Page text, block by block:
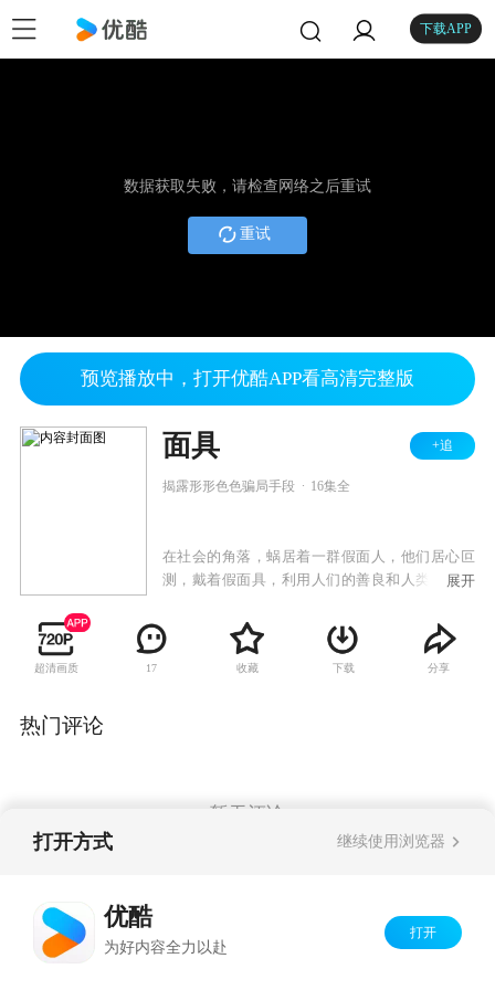
下载APP
数据获取失败，请检查网络之后重试
重试
预览播放中，打开优酷APP看高清完整版
面具 +追
揭露形形色色骗局手段 16集全
在社会的角落，蜗居着一群假面人，他们居心叵
测，戴着假面具，利用人们的善良和人类身身的
了形形色色的骗局，严重地危害了社会稳定和侵
犯了广大民众的利益。本剧采用系列剧的形式，
描术了8个不同类型的骗局故事，通过地骗局进行
展开
超清画质 17 收藏 下载 分享
热门评论
暂无评论
打开方式 继续使用浏览器
优酷
为好内容全力以赴
打开